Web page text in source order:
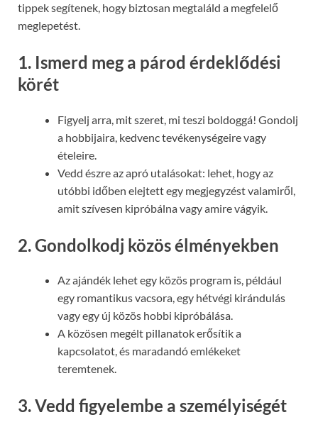
tippek segítenek, hogy biztosan megtaláld a megfelelő
meglepetést.
1. Ismerd meg a párod érdeklődési
körét
Figyelj arra, mit szeret, mi teszi boldoggá! Gondolj
a hobbijaira, kedvenc tevékenységeire vagy
ételeire.
Vedd észre az apró utalásokat: lehet, hogy az
utóbbi időben elejtett egy megjegyzést valamiről,
amit szívesen kipróbálna vagy amire vágyik.
2. Gondolkodj közös élményekben
Az ajándék lehet egy közös program is, például
egy romantikus vacsora, egy hétvégi kirándulás
vagy egy új közös hobbi kipróbálása.
A közösen megélt pillanatok erősítik a
kapcsolatot, és maradandó emlékeket
teremtenek.
3. Vedd figyelembe a személyiségét